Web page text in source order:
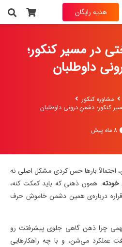
هدیه رایگان
در مسیر کنکور؛
داوطلبان
مشاوره کنکور
کنکور؛ دشمنِ درونی داوطلبان
8 ماه پیش
احتمالاً بارها حس کردی مشکل اصلی نه
. همون ذهنی که باید کمکت کنه،
درباره‌ی همین دشمن خاموش حرف
چرا ذهن گاهی جلوی پیشرفتت رو
عملکرد می‌شن، و با چه راهکارهایی